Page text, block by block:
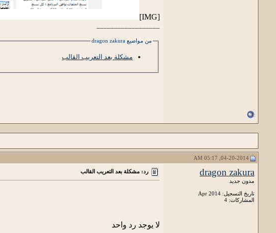
[IMG]
من مواضيع dragon zakura
مشكلة بعد التعريب القالب
dragon zakura
مدون جديد
تاريخ التسجيل: Apr 2014
المشاركات: 4
رد: مشكلة بعد التعريب القالب
لا يوجد رد واحد